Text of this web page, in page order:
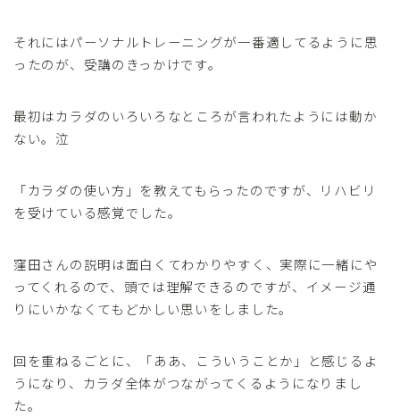
それにはパーソナルトレーニングが一番適してるように思
ったのが、受講のきっかけです。
最初はカラダのいろいろなところが言われたようには動か
ない。泣
「カラダの使い方」を教えてもらったのですが、リハビリ
を受けている感覚でした。
窪田さんの説明は面白くてわかりやすく、実際に一緒にや
ってくれるので、頭では理解できるのですが、イメージ通
りにいかなくてもどかしい思いをしました。
回を重ねるごとに、「ああ、こういうことか」と感じるよ
うになり、カラダ全体がつながってくるようになりまし
た。